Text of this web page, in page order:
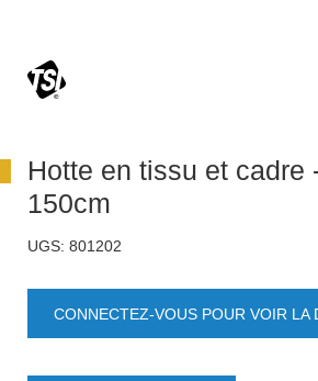
Hotte en tissu et cadre
150cm
UGS: 801202
CONNECTEZ-VOUS POUR VOIR LA